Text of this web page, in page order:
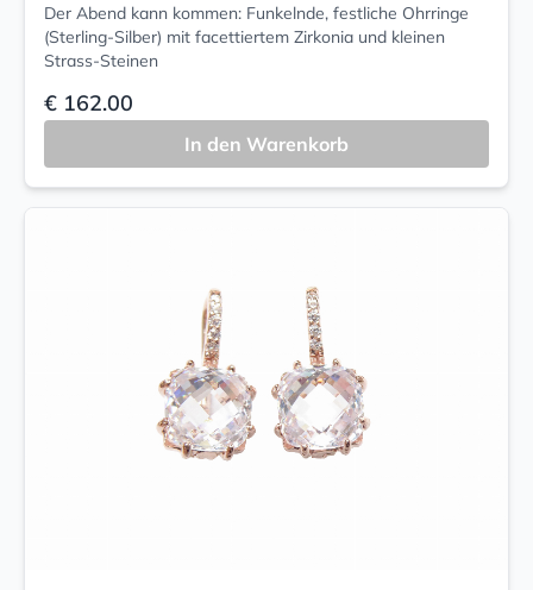
Der Abend kann kommen: Funkelnde, festliche Ohrringe
(Sterling-Silber) mit facettiertem Zirkonia und kleinen
Strass-Steinen
€ 162.00
In den Warenkorb